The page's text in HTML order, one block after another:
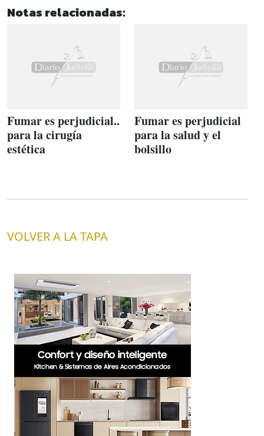
Notas relacionadas:
Fumar es perjudicial..
para la cirugía
estética
Fumar es perjudicial
para la salud y el
bolsillo
VOLVER A LA TAPA